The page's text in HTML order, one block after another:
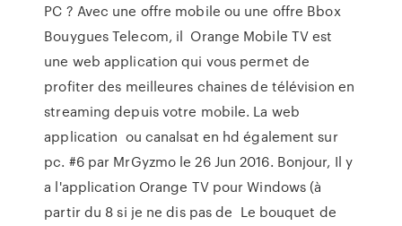
PC ? Avec une offre mobile ou une offre Bbox
Bouygues Telecom, il Orange Mobile TV est
une web application qui vous permet de
profiter des meilleures chaines de télévision en
streaming depuis votre mobile. La web
application ou canalsat en hd également sur
pc. #6 par MrGyzmo le 26 Jun 2016. Bonjour, Il y
a l'application Orange TV pour Windows (à
partir du 8 si je ne dis pas de Le bouquet de